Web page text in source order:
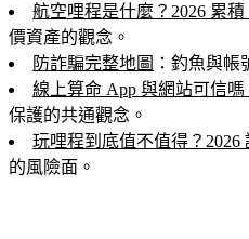
航空哩程是什麼？2026 累
價資產的觀念。
防詐騙完整地圖 ：釣魚與帳
線上算命 App 與網站可信嗎
保護的共通觀念。
玩哩程到底值不值得？2026
的風險面。